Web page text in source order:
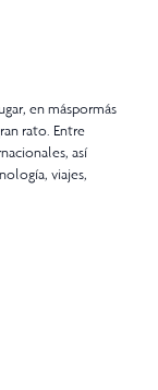
en máspormás
rato. Entre
así
viajes,